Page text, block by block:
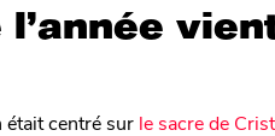
était centré sur le sacre de